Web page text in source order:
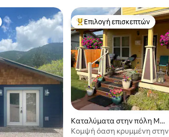
Κορυφαία επιλογή
Επιλογή επισκεπτών
Καταλύματα στην πόλη Mis
soula
Κομψή όαση κρυμμένη στην